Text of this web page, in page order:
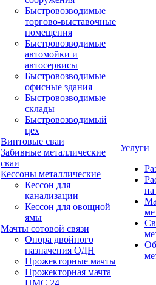
Быстровозводимые
торгово-выставочные
помещения
Быстровозводимые
автомойки и
автосервисы
Быстровозводимые
офисные здания
Быстровозводимые
склады
Быстровозводимый
цех
Винтовые сваи
Забивные металлические
сваи
Кессоны металлические
Кессон для
канализации
Кессон для овощной
ямы
Мачты сотовой связи
Опора двойного
назначения ОДН
Прожекторные мачты
Прожекторная мачта
ПМС 24
Услуги